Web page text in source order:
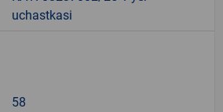
uchastkasi
58